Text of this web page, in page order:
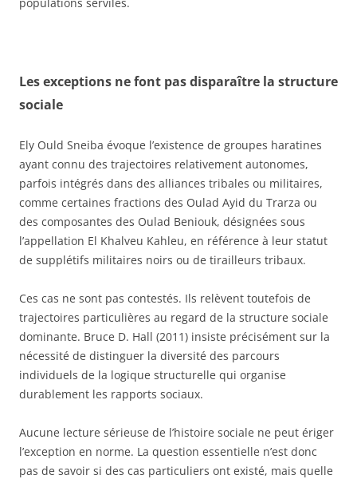
Les exceptions ne font pas disparaître la structure
sociale
Ely Ould Sneiba évoque l’existence de groupes haratines
ayant connu des trajectoires relativement autonomes,
parfois intégrés dans des alliances tribales ou militaires,
comme certaines fractions des Oulad Ayid du Trarza ou
des composantes des Oulad Beniouk, désignées sous
l’appellation El Khalveu Kahleu, en référence à leur statut
de supplétifs militaires noirs ou de tirailleurs tribaux.
Ces cas ne sont pas contestés. Ils relèvent toutefois de
trajectoires particulières au regard de la structure sociale
dominante. Bruce D. Hall (2011) insiste précisément sur la
nécessité de distinguer la diversité des parcours
individuels de la logique structurelle qui organise
durablement les rapports sociaux.
Aucune lecture sérieuse de l’histoire sociale ne peut ériger
l’exception en norme. La question essentielle n’est donc
pas de savoir si des cas particuliers ont existé, mais quelle